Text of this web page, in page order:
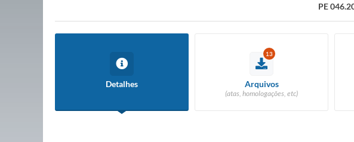
PE
Detalhes
13
Arquivos
(atas, homologações, etc)